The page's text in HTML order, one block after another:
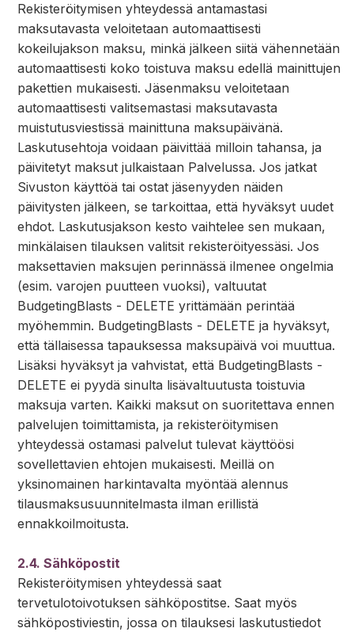
Rekisteröitymisen yhteydessä antamastasi
maksutavasta veloitetaan automaattisesti
kokeilujakson maksu, minkä jälkeen siitä vähennetään
automaattisesti koko toistuva maksu edellä mainittujen
pakettien mukaisesti. Jäsenmaksu veloitetaan
automaattisesti valitsemastasi maksutavasta
muistutusviestissä mainittuna maksupäivänä.
Laskutusehtoja voidaan päivittää milloin tahansa, ja
päivitetyt maksut julkaistaan Palvelussa. Jos jatkat
Sivuston käyttöä tai ostat jäsenyyden näiden
päivitysten jälkeen, se tarkoittaa, että hyväksyt uudet
ehdot. Laskutusjakson kesto vaihtelee sen mukaan,
minkälaisen tilauksen valitsit rekisteröityessäsi. Jos
maksettavien maksujen perinnässä ilmenee ongelmia
(esim. varojen puutteen vuoksi), valtuutat
BudgetingBlasts - DELETE yrittämään perintää
myöhemmin. BudgetingBlasts - DELETE ja hyväksyt,
että tällaisessa tapauksessa maksupäivä voi muuttua.
Lisäksi hyväksyt ja vahvistat, että BudgetingBlasts -
DELETE ei pyydä sinulta lisävaltuutusta toistuvia
maksuja varten. Kaikki maksut on suoritettava ennen
palvelujen toimittamista, ja rekisteröitymisen
yhteydessä ostamasi palvelut tulevat käyttöösi
sovellettavien ehtojen mukaisesti. Meillä on
yksinomainen harkintavalta myöntää alennus
tilausmaksusuunnitelmasta ilman erillistä
ennakkoilmoitusta.
2.4. Sähköpostit
Rekisteröitymisen yhteydessä saat
tervetulotoivotuksen sähköpostitse. Saat myös
sähköpostiviestin, jossa on tilauksesi laskutustiedot